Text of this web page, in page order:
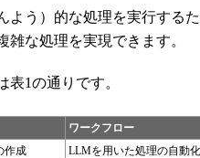
う）的な処理を実行する
な処理を実現できます。
1の通りです。
ワークフロー
作成
LLMを用いた処理の自動化